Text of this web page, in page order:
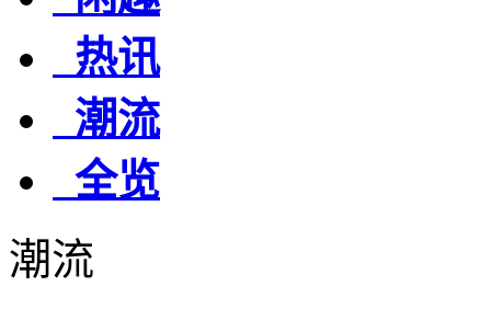
热讯
潮流
全览
潮流